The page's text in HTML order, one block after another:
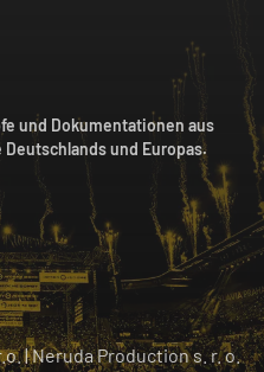
und Dokumentationen aus
und Europas.
|Neruda Production s. r. o.